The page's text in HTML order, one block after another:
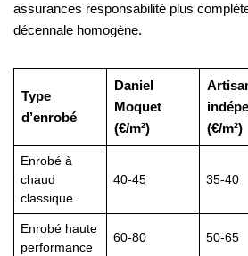
assurances responsabilité plus
décennale homogène.
Type
d’enrobé
Daniel
Moquet
(€/m²)
(€/m²)
Enrobé à
chaud
classique
40-45 35-40
Enrobé haute
performance
60-80 50-65